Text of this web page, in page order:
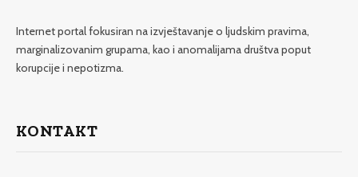
Internet portal fokusiran na izvještavanje o ljudskim pravima,
marginalizovanim grupama, kao i anomalijama društva poput
korupcije i nepotizma.
KONTAKT